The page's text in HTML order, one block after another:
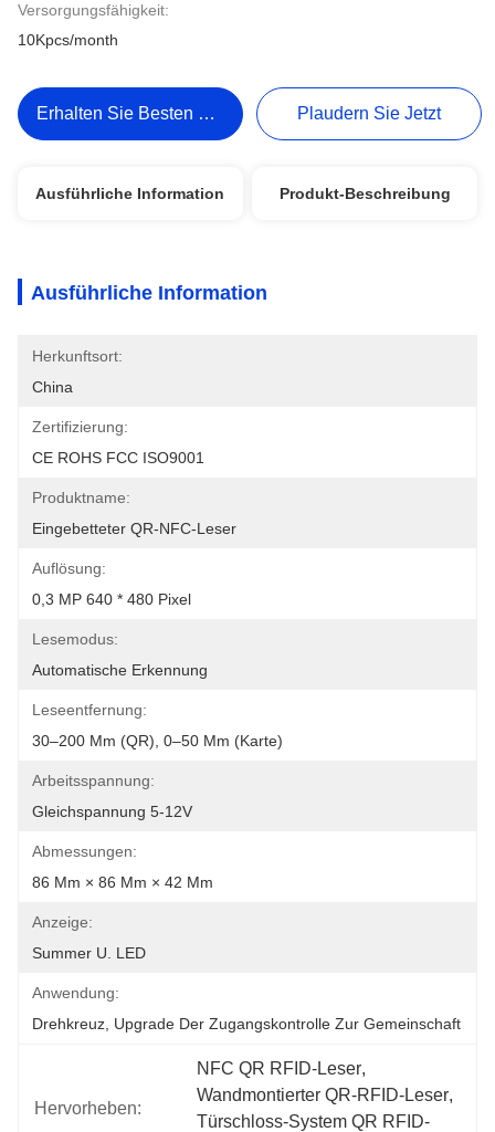
Versorgungsfähigkeit:
10Kpcs/month
Erhalten Sie Besten Preis Plaudern Sie Jetzt
Ausführliche Information Produkt-Beschreibung
Ausführliche Information
Herkunftsort:
China
Zertifizierung:
CE ROHS FCC ISO9001
Produktname:
Eingebetteter QR-NFC-Leser
Auflösung:
0,3 MP 640 * 480 Pixel
Lesemodus:
Automatische Erkennung
Leseentfernung:
30–200 Mm (QR), 0–50 Mm (Karte)
Arbeitsspannung:
Gleichspannung 5-12V
Abmessungen:
86 Mm × 86 Mm × 42 Mm
Anzeige:
Summer U. LED
Anwendung:
Drehkreuz, Upgrade Der Zugangskontrolle Zur Gemeinschaft
Hervorheben:
NFC QR RFID-Leser,
Wandmontierter QR-RFID-Leser,
Türschloss-System QR RFID-